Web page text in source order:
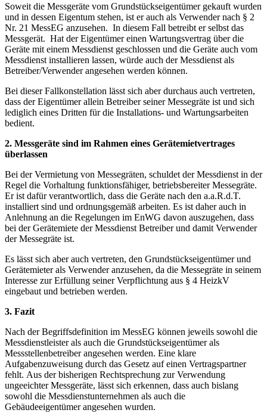
Soweit die Messgeräte vom Grundstückseigentümer gekauft wurden
und in dessen Eigentum stehen, ist er auch als Verwender nach § 2
Nr. 21 MessEG anzusehen. In diesem Fall betreibt er selbst das
Messgerät. Hat der Eigentümer einen Wartungsvertrag über die
Geräte mit einem Messdienst geschlossen und die Geräte auch vom
Messdienst installieren lassen, würde auch der Messdienst als
Betreiber/Verwender angesehen werden können.
Bei dieser Fallkonstellation lässt sich aber durchaus auch vertreten,
dass der Eigentümer allein Betreiber seiner Messegräte ist und sich
lediglich eines Dritten für die Installations- und Wartungsarbeiten
bedient.
2. Messgeräte sind im Rahmen eines Gerätemietvertrages
überlassen
Bei der Vermietung von Messegräten, schuldet der Messdienst in der
Regel die Vorhaltung funktionsfähiger, betriebsbereiter Messegräte.
Er ist dafür verantwortlich, dass die Geräte nach den a.a.R.d.T.
installiert sind und ordnungsgemäß arbeiten. Es ist daher auch in
Anlehnung an die Regelungen im EnWG davon auszugehen, dass
bei der Gerätemiete der Messdienst Betreiber und damit Verwender
der Messegräte ist.
Es lässt sich aber auch vertreten, den Grundstückseigentümer und
Gerätemieter als Verwender anzusehen, da die Messegräte in seinem
Interesse zur Erfüllung seiner Verpflichtung aus § 4 HeizkV
eingebaut und betrieben werden.
3. Fazit
Nach der Begriffsdefinition im MessEG können jeweils sowohl die
Messdienstleister als auch die Grundstückseigentümer als
Messstellenbetreiber angesehen werden. Eine klare
Aufgabenzuweisung durch das Gesetz auf einen Vertragspartner
fehlt. Aus der bisherigen Rechtsprechung zur Verwendung
ungeeichter Messgeräte, lässt sich erkennen, dass auch bislang
sowohl die Messdienstunternehmen als auch die
Gebäudeeigentümer angesehen wurden.